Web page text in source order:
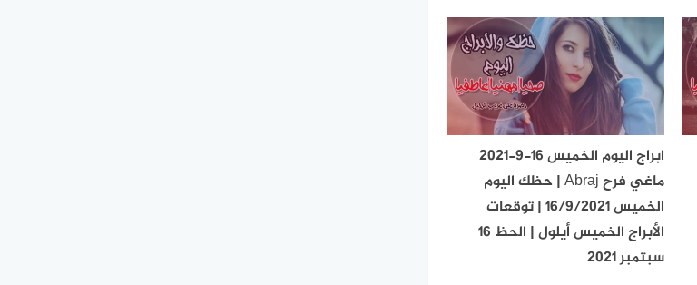
ابراج اليوم الخميس 16-9-2021
ماغي فرح Abraj | حظك اليوم
الخميس 16/9/2021 | توقعات
الأبراج الخميس أيلول | الحظ 16
سبتمبر 2021